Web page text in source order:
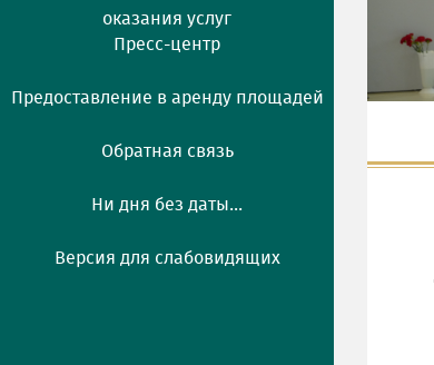
оказания услуг
Пресс-центр
Предоставление в аренду площадей
Обратная связь
Ни дня без даты...
Версия для слабовидящих